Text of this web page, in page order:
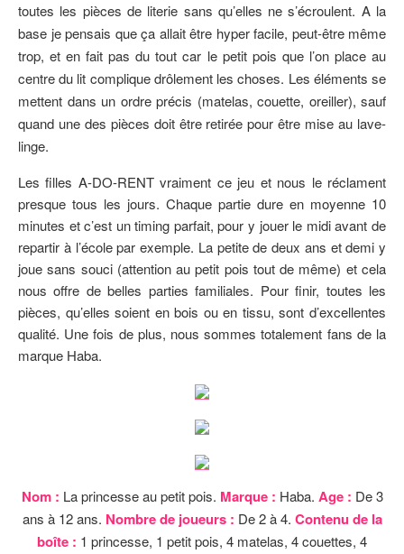
toutes les pièces de literie sans qu’elles ne s’écroulent. A la
base je pensais que ça allait être hyper facile, peut-être même
trop, et en fait pas du tout car le petit pois que l’on place au
centre du lit complique drôlement les choses. Les éléments se
mettent dans un ordre précis (matelas, couette, oreiller), sauf
quand une des pièces doit être retirée pour être mise au lave-
linge.
Les filles A-DO-RENT vraiment ce jeu et nous le réclament
presque tous les jours. Chaque partie dure en moyenne 10
minutes et c’est un timing parfait, pour y jouer le midi avant de
repartir à l’école par exemple. La petite de deux ans et demi y
joue sans souci (attention au petit pois tout de même) et cela
nous offre de belles parties familiales. Pour finir, toutes les
pièces, qu’elles soient en bois ou en tissu, sont d’excellentes
qualité. Une fois de plus, nous sommes totalement fans de la
marque Haba.
Nom : La princesse au petit pois. Marque : Haba. Age : De 3
ans à 12 ans. Nombre de joueurs : De 2 à 4. Contenu de la
boîte : 1 princesse, 1 petit pois, 4 matelas, 4 couettes, 4